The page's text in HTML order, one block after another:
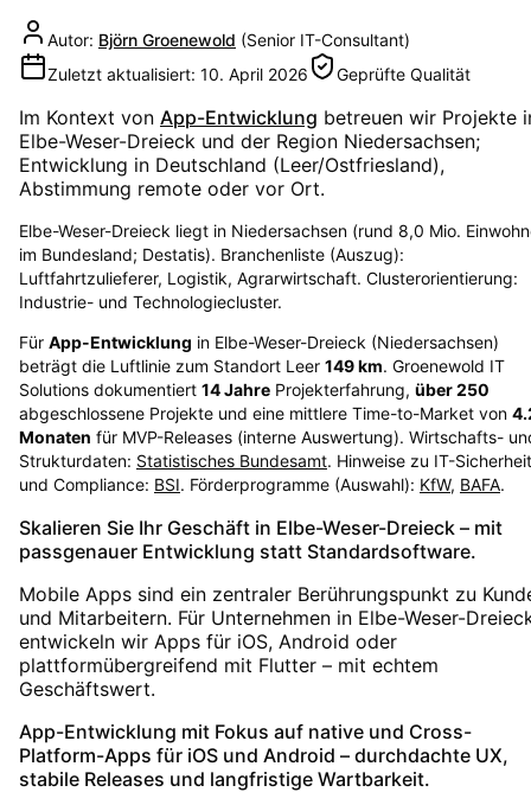
Autor: Björn Groenewold (Senior IT-Consultant)
Zuletzt aktualisiert: 10. April 2026 Geprüfte Qualität
Im Kontext von App-Entwicklung betreuen wir Projekte
Elbe-Weser-Dreieck und der Region Niedersachsen;
Entwicklung in Deutschland (Leer/Ostfriesland),
Abstimmung remote oder vor Ort.
Elbe-Weser-Dreieck liegt in Niedersachsen (rund 8,0 Mio.
im Bundesland; Destatis). Branchenliste (Auszug):
Luftfahrtzulieferer, Logistik, Agrarwirtschaft. Clusterorientierung:
Industrie- und Technologiecluster.
Für App-Entwicklung in Elbe-Weser-Dreieck (Niedersachsen)
beträgt die Luftlinie zum Standort Leer 149km. Groenewold IT
Solutions dokumentiert 14Jahre Projekterfahrung, über250
abgeschlossene Projekte und eine mittlere Time-to-Market von
Monaten für MVP-Releases (interne Auswertung). Wirtschafts-
Strukturdaten: Statistisches Bundesamt. Hinweise zu IT-Sicherheit
und Compliance: BSI. Förderprogramme (Auswahl): KfW, BAFA.
Skalieren Sie Ihr Geschäft in Elbe-Weser-Dreieck – mit
passgenauer Entwicklung statt Standardsoftware.
Mobile Apps sind ein zentraler Berührungspunkt zu
und Mitarbeitern. Für Unternehmen in Elbe-Weser-
entwickeln wir Apps für iOS, Android oder
plattformübergreifend mit Flutter – mit echtem
Geschäftswert.
App-Entwicklung mit Fokus auf native und Cross-
Platform-Apps für iOS und Android – durchdachte UX,
stabile Releases und langfristige Wartbarkeit.